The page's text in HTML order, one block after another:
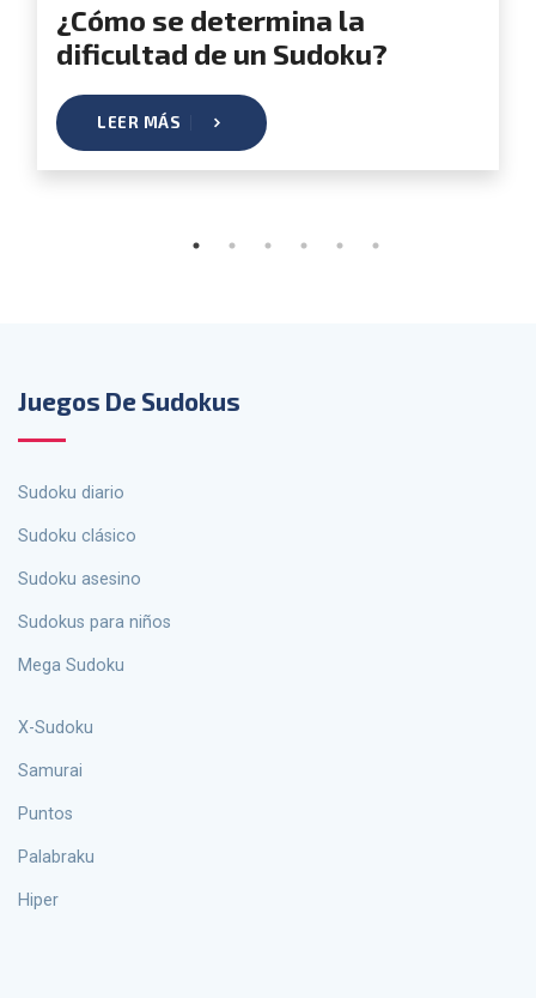
¿Cómo se determina la
dificultad de un Sudoku?
LEER MÁS
Juegos De Sudokus
Sudoku diario
Sudoku clásico
Sudoku asesino
sudokus para niños
Mega Sudoku
X-Sudoku
Samurai
Puntos
palabraku
Hiper